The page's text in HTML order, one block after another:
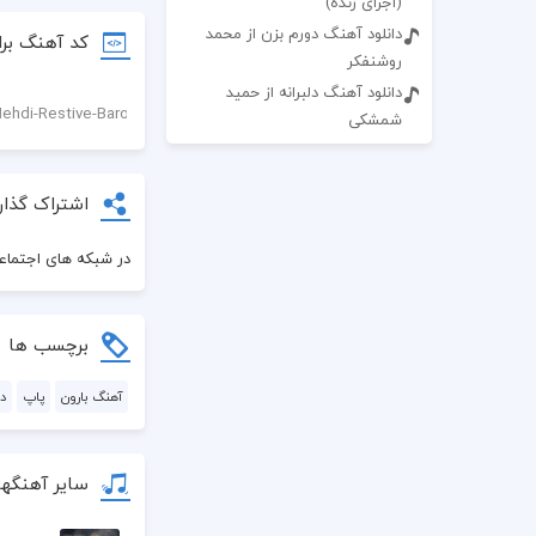
دانلود آهنگ دورم بزن از محمد
روشنفکر
دانلود آهنگ دلبرانه از حمید
شمشکی
کد آهنگ
اشتراک
در شبکه های
برچسب ها
آهنگ بارون پاپ
سایر